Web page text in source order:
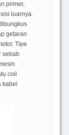
primer,
luarnya.
getaran
Tipe
sebab
coil